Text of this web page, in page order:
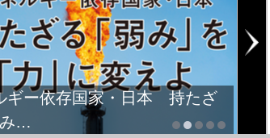
ギー依存国家・日本 持たざ
み…